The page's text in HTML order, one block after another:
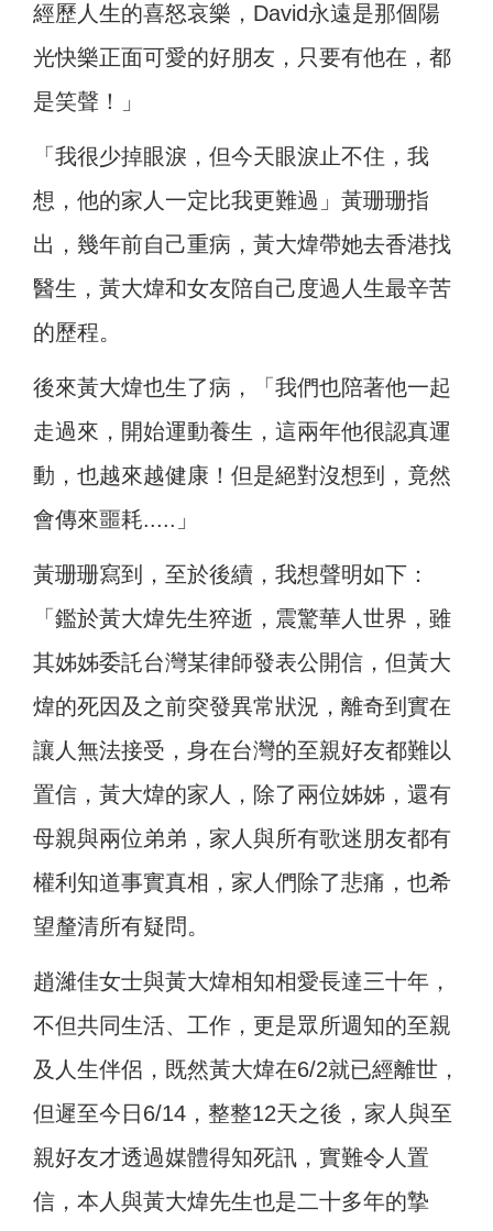
經歷人生的喜怒哀樂，David永遠是那個陽
光快樂正面可愛的好朋友，只要有他在，都
是笑聲！」
「我很少掉眼淚，但今天眼淚止不住，我
想，他的家人一定比我更難過」黃珊珊指
出，幾年前自己重病，黃大煒帶她去香港找
醫生，黃大煒和女友陪自己度過人生最辛苦
的歷程。
後來黃大煒也生了病，「我們也陪著他一起
走過來，開始運動養生，這兩年他很認真運
動，也越來越健康！但是絕對沒想到，竟然
會傳來噩耗.....」
黃珊珊寫到，至於後續，我想聲明如下：
「鑑於黃大煒先生猝逝，震驚華人世界，雖
其姊姊委託台灣某律師發表公開信，但黃大
煒的死因及之前突發異常狀況，離奇到實在
讓人無法接受，身在台灣的至親好友都難以
置信，黃大煒的家人，除了兩位姊姊，還有
母親與兩位弟弟，家人與所有歌迷朋友都有
權利知道事實真相，家人們除了悲痛，也希
望釐清所有疑問。
趙濰佳女士與黃大煒相知相愛長達三十年，
不但共同生活、工作，更是眾所週知的至親
及人生伴侶，既然黃大煒在6/2就已經離世，
但遲至今日6/14，整整12天之後，家人與至
親好友才透過媒體得知死訊，實難令人置
信，本人與黃大煒先生也是二十多年的摯